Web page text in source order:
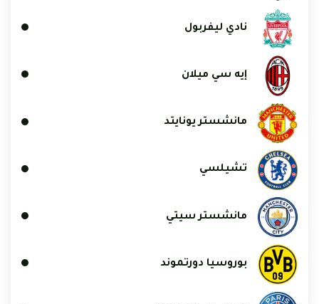
نادي ليفربول
إيه سي ميلان
مانشستر يونايتد
تشيلسي
مانشستر سيتي
بوروسيا دورتموند